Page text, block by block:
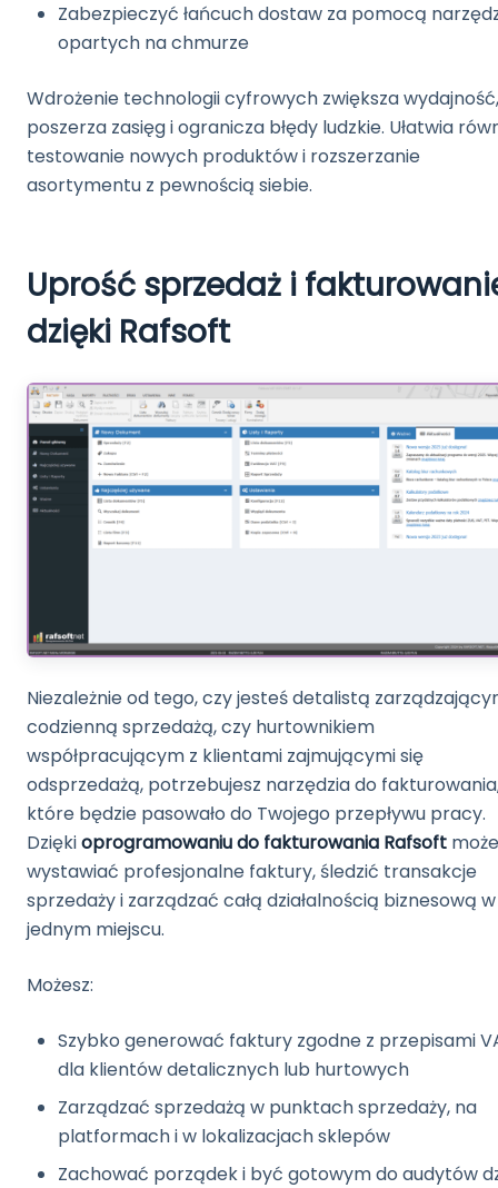
Zabezpieczyć łańcuch dostaw za pomocą
opartych na chmurze
Wdrożenie technologii cyfrowych zwiększa wydajność,
poszerza zasięg i ogranicza błędy ludzkie. Ułatwia
testowanie nowych produktów i rozszerzanie
asortymentu z pewnością siebie.
Uprość sprzedaż i
dzięki Rafsoft
Niezależnie od tego, czy jesteś detalistą
codzienną sprzedażą, czy hurtownikiem
współpracującym z klientami zajmującymi się
odsprzedażą, potrzebujesz narzędzia do
które będzie pasowało do Twojego przepływu pracy.
Dziękioprogramowaniu do fakturowania Rafsoft
wystawiać profesjonalne faktury, śledzić transakcje
sprzedaży i zarządzać całą działalnością biznesową w
jednym miejscu.
Możesz:
Szybko generować faktury zgodne z przepisami
dla klientów detalicznych lub hurtowych
Zarządzać sprzedażą w punktach sprzedaży, na
platformach i w lokalizacjach sklepów
Zachować porządek i być gotowym do audytów